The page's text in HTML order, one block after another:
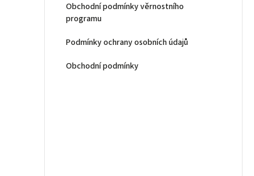
Obchodní podmínky věrnostního
programu
Podmínky ochrany osobních údajů
Obchodní podmínky